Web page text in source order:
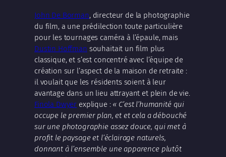
John De Borman, directeur de la photographie
du film, a une prédilection toute particulière
pour les tournages caméra à l’épaule, mais
Dustin Hoffman souhaitait un film plus
classique, et s’est concentré avec l’équipe de
création sur l’aspect de la maison de retraite :
il voulait que les résidents soient à leur
avantage dans un lieu attrayant et plein de vie.
Finola Dwyer explique : « C’est l’humanité qui
occupe le premier plan, et et cela a débouché
sur une photographie assez douce, qui met à
profit le paysage et l’éclairage naturels,
donnant à l’ensemble une apparence plutôt